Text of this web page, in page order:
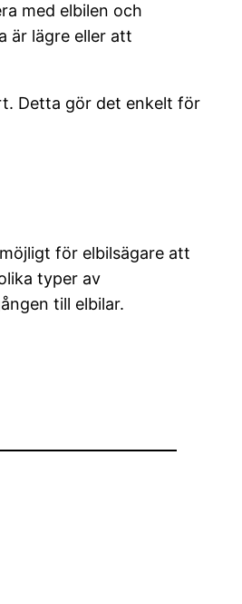
med elbilen och
är lägre eller att
Detta gör det enkelt för
för elbilsägare att
typer av
till elbilar.